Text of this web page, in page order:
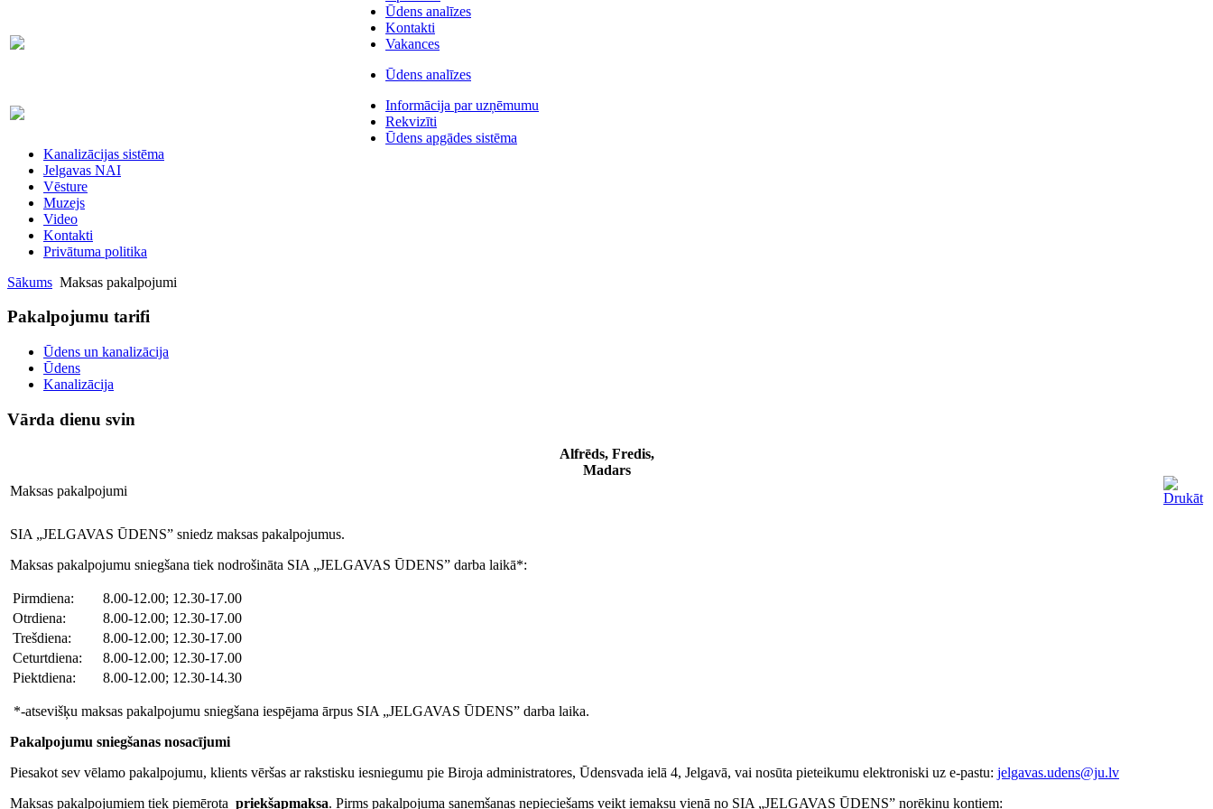
63007698
63023575
Ūdens analīzes
Kontakti
Vakances
Ūdens analīzes
Informācija par uzņēmumu
Rekvizīti
Ūdens apgādes sistēma
Kanalizācijas sistēma
Jelgavas NAI
Vēsture
Muzejs
Video
Kontakti
Privātuma politika
Sākums Maksas pakalpojumi
Pakalpojumu tarifi
Ūdens un kanalizācija
Ūdens
Kanalizācija
Vārda dienu svin
Alfrēds, Fredis,
Madars
Maksas pakalpojumi
SIA „JELGAVAS ŪDENS” sniedz maksas pakalpojumus.
Maksas pakalpojumu sniegšana tiek nodrošināta SIA „JELGAVAS ŪDENS” darba laikā*:
Pirmdiena:
8.00-12.00; 12.30-17.00
Otrdiena:
8.00-12.00; 12.30-17.00
Trešdiena:
8.00-12.00; 12.30-17.00
Ceturtdiena:
8.00-12.00; 12.30-17.00
Piektdiena:
8.00-12.00; 12.30-14.30
*-atsevišķu maksas pakalpojumu sniegšana iespējama ārpus SIA „JELGAVAS ŪDENS” darba laika.
Pakalpojumu sniegšanas nosacījumi
Piesakot sev vēlamo pakalpojumu, klients vēršas ar rakstisku iesniegumu pie Biroja administratores, Ūdensvada ielā 4, Jelgavā, vai nosūta pieteikumu elektroniski uz e-pastu: jelgavas.udens@ju.lv
Maksas pakalpojumiem tiek piemērota priekšapmaksa. Pirms pakalpojuma saņemšanas nepieciešams veikt iemaksu vienā no SIA „JELGAVAS ŪDENS” norēķinu kontiem: